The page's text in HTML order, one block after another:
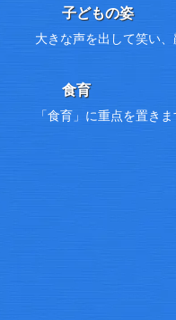
子どもの姿
大きな声を出して笑い
食育
「食育」に重点を置き